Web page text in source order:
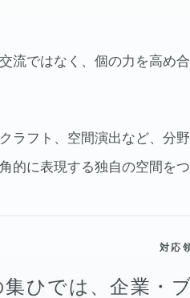
流ではなく、個の力を高め
ラフト、空間演出など、分
的に表現する独自の空間をつ
対応
集ひでは、企業・